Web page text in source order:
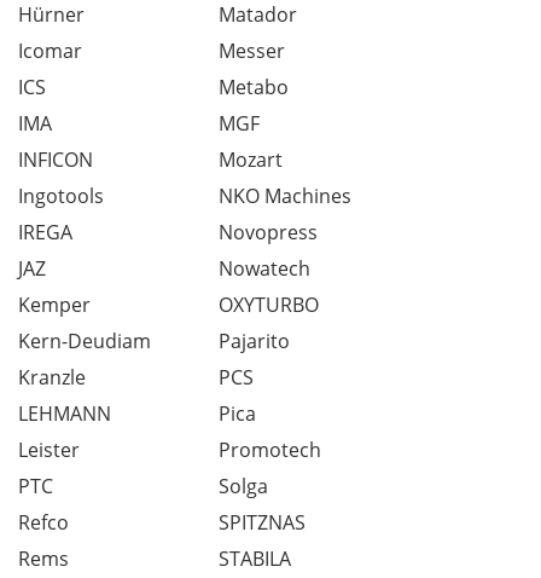
Hürner
Icomar
ICS
IMA
INFICON
Ingotools
IREGA
JAZ
Kemper
Kern-Deudiam
Kranzle
LEHMANN
Leister
Matador
Messer
Metabo
MGF
Mozart
NKO Machines
Novopress
Nowatech
OXYTURBO
Pajarito
PCS
Pica
Promotech
PTC
Refco
Rems
Solga
SPITZNAS
STABILA